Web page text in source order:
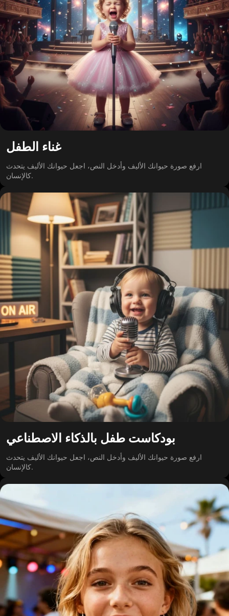
غناء الطفل
ارفع صورة حيوانك الأليف وأدخل النص، اجعل حيوانك الأليف يتحدث
كالإنسان.
بودكاست طفل بالذكاء الاصطناعي
ارفع صورة حيوانك الأليف وأدخل النص، اجعل حيوانك الأليف يتحدث
كالإنسان.